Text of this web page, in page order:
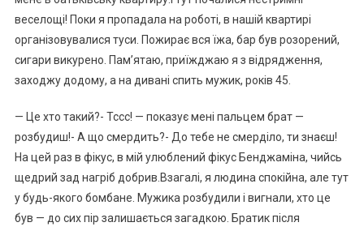
веселощі! Поки я пропадала на роботі, в нашій квартирі
організовувалися туси. Пожирає вся їжа, бар був розорений,
сигари викурено. Пам’ятаю, приїжджаю я з відрядження,
заходжу додому, а на дивані спить мужик, років 45.
— Це хто такий?- Тссс! — показує мені пальцем брат —
розбудиш!- А що смердить?- До тебе не смерділо, ти знаєш!
На цей раз в фікус, в мій улюблений фікус Бенджаміна, чийсь
щедрий зад нагріб добрив.Взагалі, я людина спокійна, але тут
у будь-якого бомбане. Мужика розбудили і вигнали, хто це
був — до сих пір залишається загадкою. Братик після